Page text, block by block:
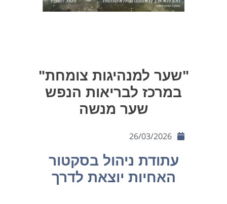
"שער למנהיגות צומחת"
במרכז לבריאות הנפש
שער מנשה
26/03/2026
עתודת ניהול בסקטור
האחיות יוצאת לדרך